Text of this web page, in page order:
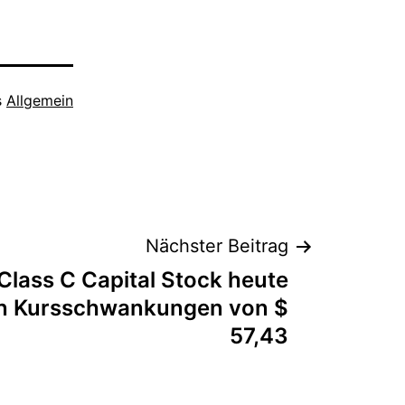
Allgemein
Nächster Beitrag
C Capital Stock heute
Kursschwankungen von $
57,43